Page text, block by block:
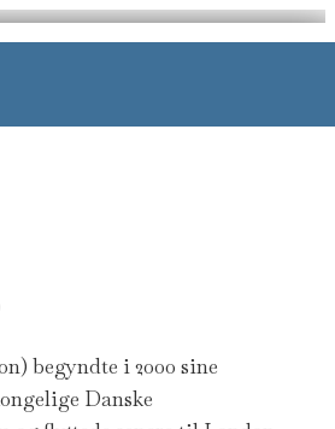
begyndte i 2000 sine
Danske